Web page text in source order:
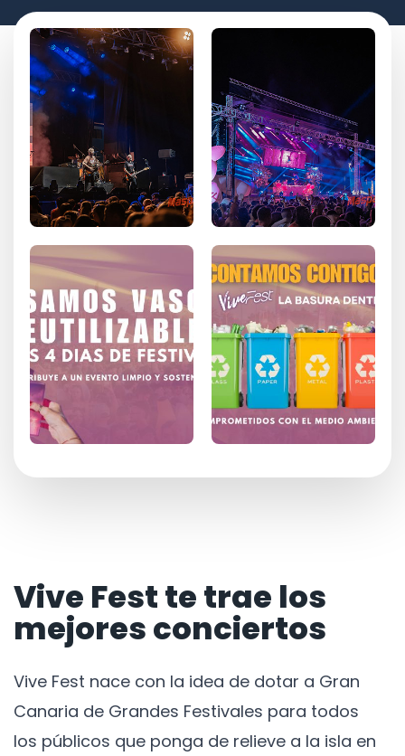
Vive Fest te trae los
mejores conciertos
Vive Fest nace con la idea de dotar a Gran
Canaria de Grandes Festivales para todos
los públicos que ponga de relieve a la isla en